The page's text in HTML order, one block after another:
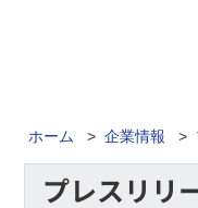
ホーム > 企業情報 >